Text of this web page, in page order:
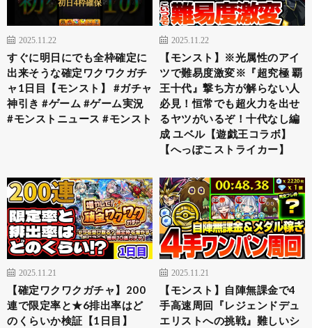
2025.11.22
すぐに明日にでも全枠確定に
出来そうな確定ワクワクガチ
ャ1日目【モンスト】 #ガチャ
神引き #ゲーム #ゲーム実況
#モンストニュース #モンスト
2025.11.22
【モンスト】※光属性のアイ
ツで難易度激変※『超究極 覇
王十代』撃ち方が解らない人
必見！恒常でも超火力を出せ
るヤツがいるぞ！十代なし編
成 ユベル【遊戯王コラボ】
【へっぽこストライカー】
2025.11.21
【確定ワクワクガチャ】200
連で限定率と★6排出率はど
のくらいか検証【1日目】
2025.11.21
【モンスト】自陣無課金で4
手高速周回『レジェンドデュ
エリストへの挑戦』難しいシ